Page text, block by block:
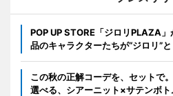
POP UP STORE「ジロリPLAZA
品のキャラクターたちが“ジロリ”
この秋の正解コーデを、セットで
選べる、シアーニット×サテンボ